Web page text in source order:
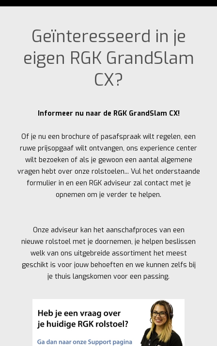
Geïnteresseerd in je
eigen RGK GrandSlam
CX?
Informeer nu naar de RGK GrandSlam CX!
Of je nu een brochure of pasafspraak wilt regelen, een
ruwe prijsopgaaf wilt ontvangen, ons experience center
wilt bezoeken of als je gewoon een aantal algemene
vragen hebt over onze rolstoelen... Vul het onderstaande
formulier in en een RGK adviseur zal contact met je
opnemen om je verder te helpen.
Onze adviseur kan het aanschafproces van een
nieuwe rolstoel met je doornemen, je helpen beslissen
welk van ons uitgebreide assortiment het meest
geschikt is voor jouw behoeften en we kunnen zelfs bij
je thuis langskomen voor een passing.